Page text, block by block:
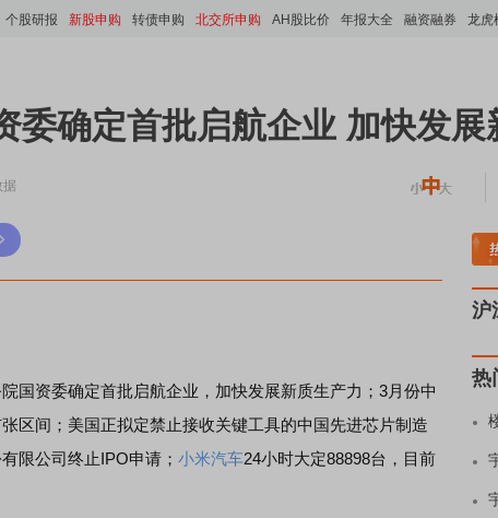
个股研报 新股申购 转债申购 北交所申购 AH股比价 年报大全 融资融券 龙虎
委确定首批启航企业 加快发展
资委确定首批启航企业，加快发展新质生产力；3月份中
区间；美国正拟定禁止接收关键工具的中国先进芯片制造
限公司终止IPO申请； 小米汽车24小时大定88898台，目前
板块领涨 重要
沪
热